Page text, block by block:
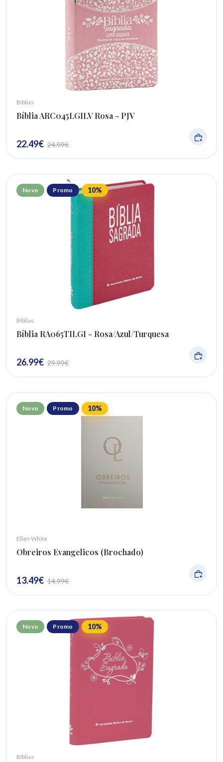
Bíblias
Bíblia ARC045LGILV Rosa - PJV
22.49€ 24.99€
Novo Promo 10%
Bíblias
Bíblia RA065TILGI - Rosa/Azul/Turquesa
26.99€ 29.99€
Novo Promo 10%
Ellen White
Obreiros Evangelicos (Brochado)
13.49€ 14.99€
Novo Promo 10%
Bíblias